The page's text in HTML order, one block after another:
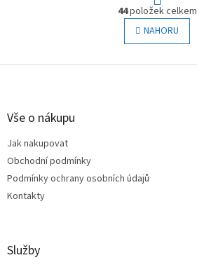
O
v
l
á
r
á
n
k
v
44položek celkem
NAHORU
Z
Vše o nákupu
Jak nakupovat
Obchodní podmínky
Podmínky ochrany osobních údajů
Kontakty
Služby